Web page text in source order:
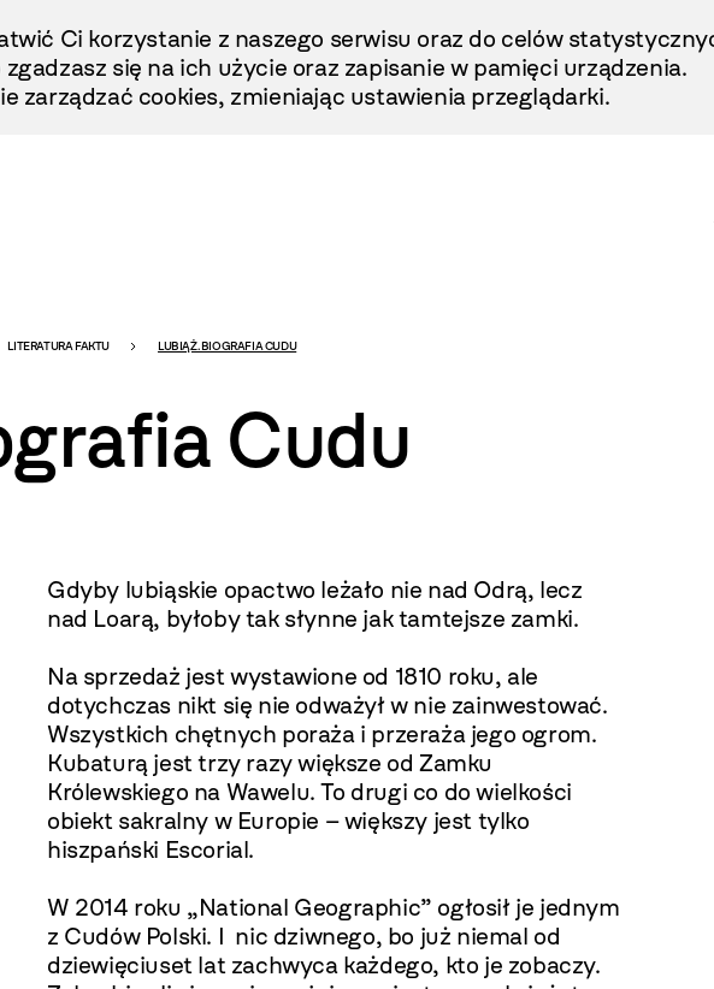
Ci korzystanie z naszego serwisu oraz do celów
się na ich użycie oraz zapisanie w pamięci urządzenia.
zarządzać cookies, zmieniając ustawienia przeglądarki.
LITERATURA FAKTU LUBIĄŻ. BIOGRAFIA CUDU
Cudu
Gdyby lubiąskie opactwo leżało nie nad Odrą, lecz
nad Loarą, byłoby tak słynne jak tamtejsze zamki.
Na sprzedaż jest wystawione od 1810 roku, ale
dotychczas nikt się nie odważył w nie zainwestować.
Wszystkich chętnych poraża i przeraża jego ogrom.
Kubaturą jest trzy razy większe od Zamku
Królewskiego na Wawelu. To drugi co do wielkości
obiekt sakralny w Europie – większy jest tylko
hiszpański Escorial.
W 2014 roku „National Geographic” ogłosił je jednym
z Cudów Polski. I nic dziwnego, bo już niemal od
dziewięciuset lat zachwyca każdego, kto je zobaczy.